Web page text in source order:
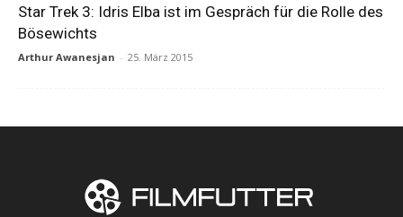
Star Trek 3: Idris Elba ist im Gespräch für die Rolle des
Bösewichts
Arthur Awanesjan - 25. März 2015